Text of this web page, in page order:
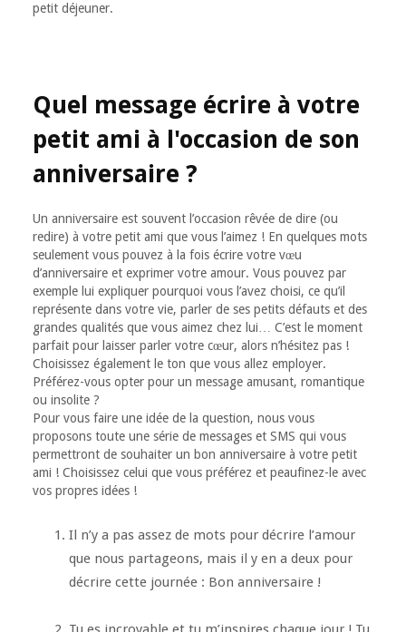
petit déjeuner.
Quel message écrire à votre
petit ami à l'occasion de son
anniversaire ?
Un anniversaire est souvent l’occasion rêvée de dire (ou
redire) à votre petit ami que vous l’aimez ! En quelques mots
seulement vous pouvez à la fois écrire votre vœu
d’anniversaire et exprimer votre amour. Vous pouvez par
exemple lui expliquer pourquoi vous l’avez choisi, ce qu’il
représente dans votre vie, parler de ses petits défauts et des
grandes qualités que vous aimez chez lui… C’est le moment
parfait pour laisser parler votre cœur, alors n’hésitez pas !
Choisissez également le ton que vous allez employer.
Préférez-vous opter pour un message amusant, romantique
ou insolite ?
Pour vous faire une idée de la question, nous vous
proposons toute une série de messages et SMS qui vous
permettront de souhaiter un bon anniversaire à votre petit
ami ! Choisissez celui que vous préférez et peaufinez-le avec
vos propres idées !
Il n’y a pas assez de mots pour décrire l’amour
que nous partageons, mais il y en a deux pour
décrire cette journée : Bon anniversaire !